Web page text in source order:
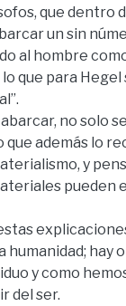
que dentro
un sin
al hombre
que para
no solo
que además lo
y
pueden
humanidad; hay
y como
del ser.